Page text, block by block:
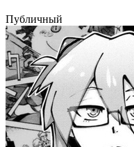
Публичный